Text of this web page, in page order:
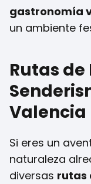
gastronomía
un ambiente
Rutas
Si eres un
naturaleza
diversas rutas